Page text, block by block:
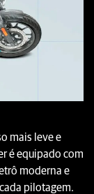
mais leve e
é equipado com
moderna e
pilotagem.